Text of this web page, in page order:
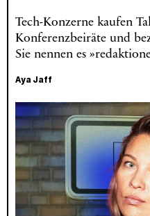
Tech-Konzerne kaufen
Konferenzbeiräte und
Sie nennen es
Aya Jaff